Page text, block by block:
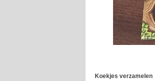
Koekjes verzamelen